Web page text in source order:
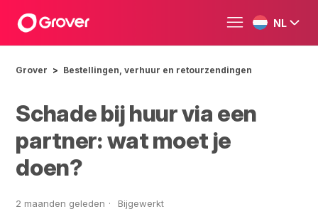
NL
Grover Bestellingen, verhuur en retourzendingen
Schade bij huur via een
partner: wat moet je
doen?
2 maanden geleden Bijgewerkt